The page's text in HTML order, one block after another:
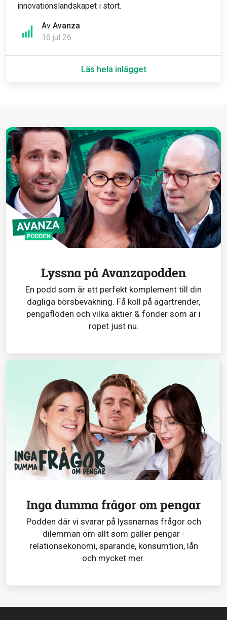
Av Avanza
16 jul 26
innovationslandskapet i stort.
Läs hela inlägget
Lyssna på Avanzapodden
En podd som är ett perfekt komplement till din
dagliga börsbevakning. Få koll på ägartrender,
pengaflöden och vilka aktier & fonder som är i
ropet just nu.
Inga dumma frågor om pengar
Podden där vi svarar på lyssnarnas frågor och
dilemman om allt som gäller pengar -
relationsekonomi, sparande, konsumtion, lån
och mycket mer.